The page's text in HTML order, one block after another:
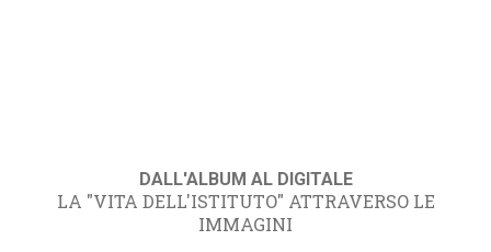
DALL'ALBUM AL DIGITALE
LA "VITA DELL'ISTITUTO" ATTRAVERSO LE
IMMAGINI